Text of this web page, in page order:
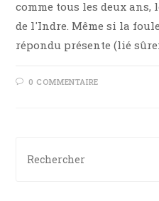
comme tous les deux ans,
de l'Indre. Même si la
répondu présente (lié
0 COMMENTAIRE